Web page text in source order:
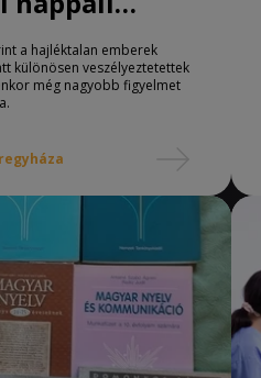
a hajléktalan emberek
különösen veszélyeztetettek
még nagyobb figyelmet